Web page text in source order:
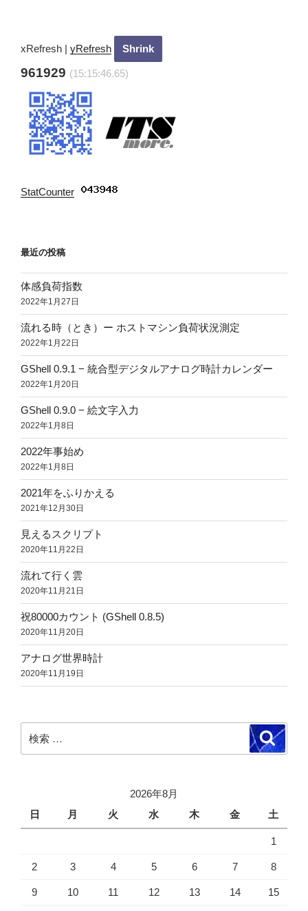
ン
xRefresh | yRefresh
961929 (15:15:47.65)
StatCounter
最近の投稿
体感負荷指数
2022年1月27日
流れる時（とき）ー ホストマシン負荷状況測定
2022年1月22日
GShell 0.9.1 − 統合型デジタルアナログ時計カレンダー
2022年1月20日
GShell 0.9.0 − 絵文字入力
2022年1月8日
2022年事始め
2022年1月8日
2021年をふりかえる
2021年12月30日
見えるスクリプト
2020年11月22日
流れて行く雲
2020年11月21日
祝80000カウント (GShell 0.8.5)
2020年11月20日
アナログ世界時計
2020年11月19日
索:
検
索
2026年8月
日
月 火 水 木 金 土
1
2 3 4 5 6 7 8
9 10 11 12 13 14 15